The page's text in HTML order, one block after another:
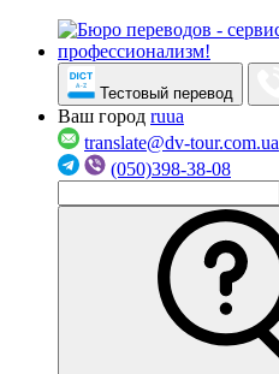
Тестовый перевод
Ваш город ruua
translate@dv-tour.com.ua
(050)398-38-08